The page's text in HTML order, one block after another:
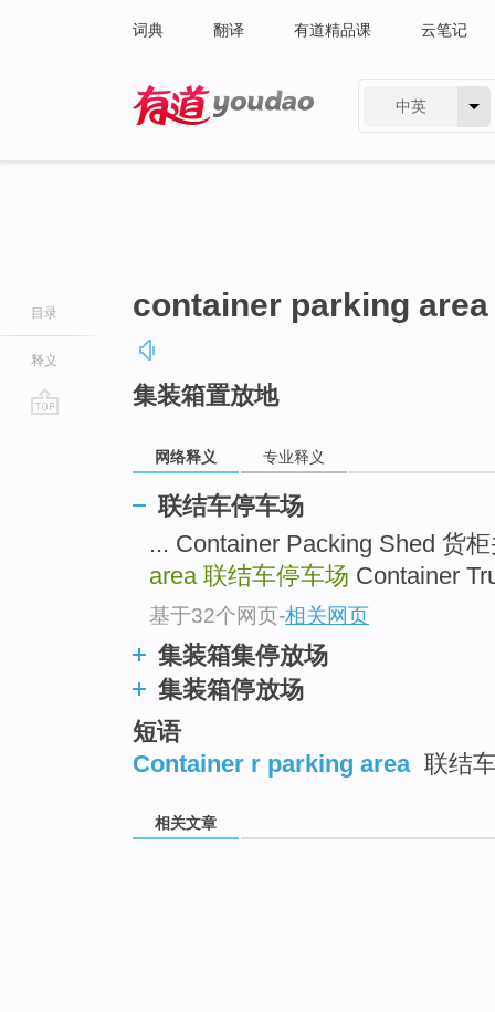
词典 翻译 有道精品课 云笔记
中英
目录
释义
container parking area
集装箱置放地
网络释义 专业释义
联结车停车场
... Container Packing Shed 货
area 联结车停车场 Container
基于32个网页-相关网页
集装箱集停放场
集装箱停放场
短语
Container r parking area 联结
相关文章